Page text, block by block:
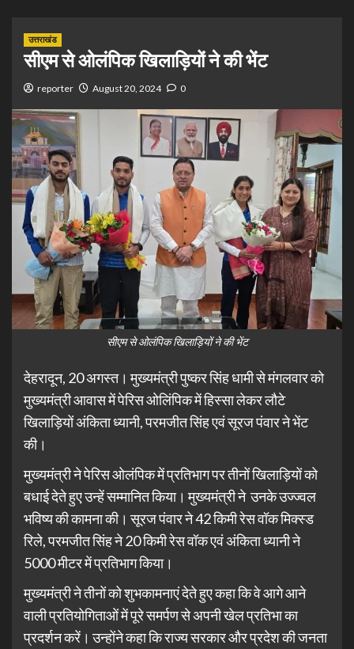
उत्तराखंड
सीएम से ओलंपिक खिलाड़ियों ने की भेंट
reporter August 20, 2024 0
सीएम से ओलंपिक खिलाड़ियों ने की भेंट
देहरादून, 20 अगस्त। मुख्यमंत्री पुष्कर सिंह धामी से मंगलवार को
मुख्यमंत्री आवास में पेरिस ओलिंपिक में हिस्सा लेकर लौटे
खिलाड़ियों अंकिता ध्यानी, परमजीत सिंह एवं सूरज पंवार ने भेंट
की।
मुख्यमंत्री ने पेरिस ओलंपिक में प्रतिभाग पर तीनों खिलाड़ियों को
बधाई देते हुए उन्हें सम्मानित किया। मुख्यमंत्री ने उनके उज्ज्वल
भविष्य की कामना की। सूरज पंवार ने 42 किमी रेस वॉक मिक्स्ड
रिले, परमजीत सिंह ने 20 किमी रेस वॉक एवं अंकिता ध्यानी ने
5000 मीटर में प्रतिभाग किया।
मुख्यमंत्री ने तीनों को शुभकामनाएं देते हुए कहा कि वे आगे आने
वाली प्रतियोगिताओं में पूरे समर्पण से अपनी खेल प्रतिभा का
प्रदर्शन करें। उन्होंने कहा कि राज्य सरकार और प्रदेश की जनता